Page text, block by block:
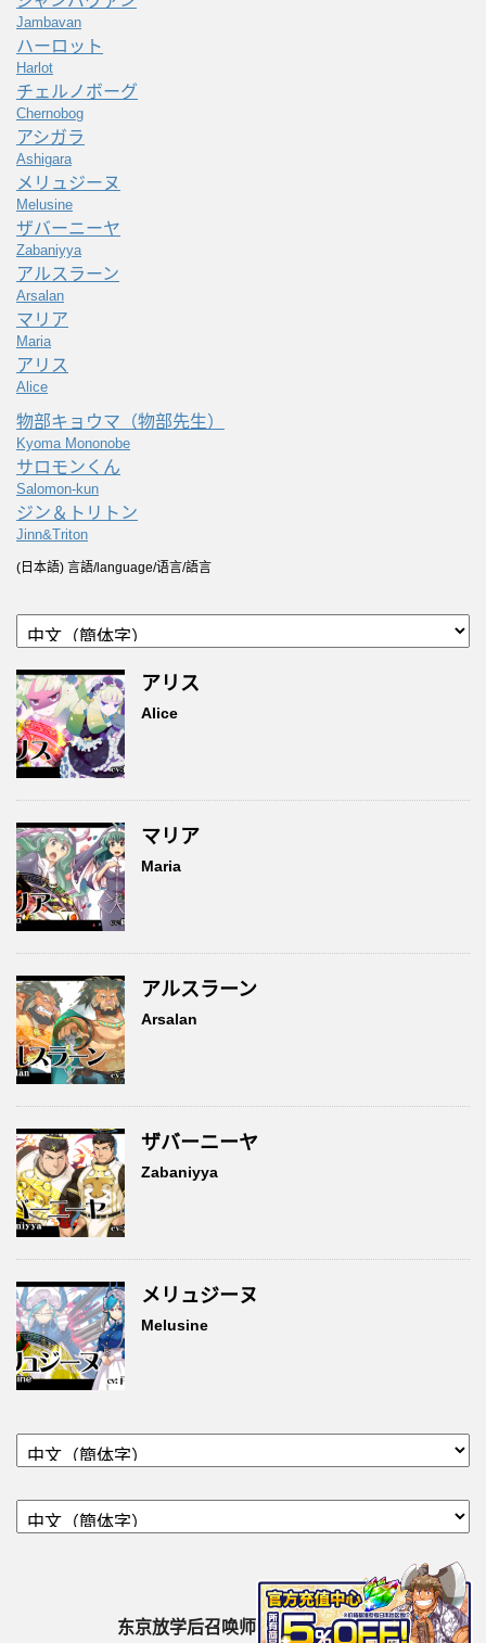
Jambavan
ハーロット
Harlot
チェルノボーグ
Chernobog
アシガラ
Ashigara
メリュジーヌ
Melusine
ザバーニーヤ
Zabaniyya
アルスラーン
Arsalan
マリア
Maria
アリス
Alice
物部キョウマ（物部先生）
Kyoma Mononobe
サロモンくん
Salomon-kun
ジン＆トリトン
Jinn&Triton
(日本語) 言語/language/语言/語言
アリス
Alice
マリア
Maria
アルスラーン
Arsalan
ザバーニーヤ
Zabaniyya
メリュジーヌ
Melusine
东京放学后召唤师（housamo）